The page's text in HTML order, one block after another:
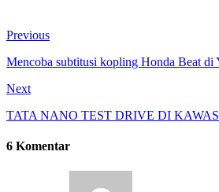
Previous
Mencoba subtitusi kopling Honda Beat di
Next
TATA NANO TEST DRIVE DI
6 Komentar